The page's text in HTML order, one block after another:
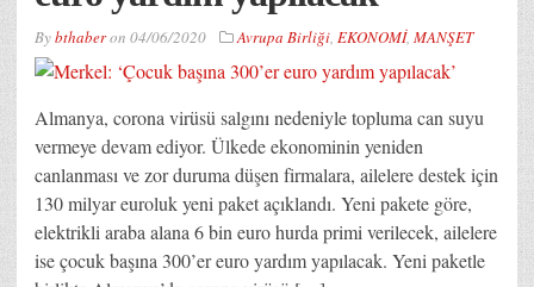
Bybthaberon 04/06/2020 Avrupa Birliği, EKONOMİ, MANŞET
Almanya, corona virüsü salgını nedeniyle topluma can suyu
vermeye devam ediyor. Ülkede ekonominin yeniden
canlanması ve zor duruma düşen firmalara, ailelere destek için
130 milyar euroluk yeni paket açıklandı. Yeni pakete göre,
elektrikli araba alana 6 bin euro hurda primi verilecek, ailelere
ise çocuk başına 300’er euro yardım yapılacak. Yeni paketle